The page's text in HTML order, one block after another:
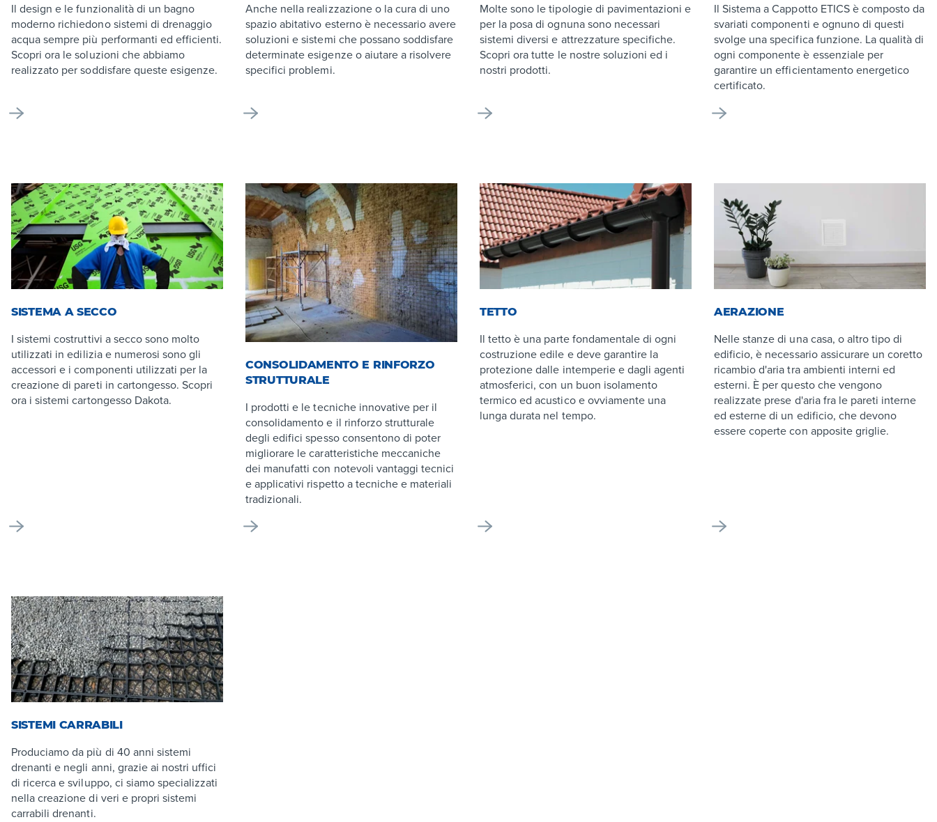
Il design e le funzionalità di un bagno
moderno richiedono sistemi di drenaggio
acqua sempre più performanti ed efficienti.
Scopri ora le soluzioni che abbiamo
realizzato per soddisfare queste esigenze.
Anche nella realizzazione o la cura di uno
spazio abitativo esterno è necessario avere
soluzioni e sistemi che possano soddisfare
determinate esigenze o aiutare a risolvere
specifici problemi.
Molte sono le tipologie di pavimentazioni e
per la posa di ognuna sono necessari
sistemi diversi e attrezzature specifiche.
Scopri ora tutte le nostre soluzioni ed i
nostri prodotti.
Il Sistema a Cappotto ETICS è composto da
svariati componenti e ognuno di questi
svolge una specifica funzione. La qualità di
ogni componente è essenziale per
garantire un efficientamento energetico
certificato.
SISTEMA A SECCO
I sistemi costruttivi a secco sono molto
utilizzati in edilizia e numerosi sono gli
accessori e i componenti utilizzati per la
creazione di pareti in cartongesso. Scopri
ora i sistemi cartongesso Dakota.
CONSOLIDAMENTO E RINFORZO
STRUTTURALE
I prodotti e le tecniche innovative per il
consolidamento e il rinforzo strutturale
degli edifici spesso consentono di poter
migliorare le caratteristiche meccaniche
dei manufatti con notevoli vantaggi tecnici
e applicativi rispetto a tecniche e materiali
tradizionali.
TETTO
Il tetto è una parte fondamentale di ogni
costruzione edile e deve garantire la
protezione dalle intemperie e dagli agenti
atmosferici, con un buon isolamento
termico ed acustico e ovviamente una
lunga durata nel tempo.
AERAZIONE
Nelle stanze di una casa, o altro tipo di
edificio, è necessario assicurare un coretto
ricambio d'aria tra ambienti interni ed
esterni. È per questo che vengono
realizzate prese d'aria fra le pareti interne
ed esterne di un edificio, che devono
essere coperte con apposite griglie.
SISTEMI CARRABILI
Produciamo da più di 40 anni sistemi
drenanti e negli anni, grazie ai nostri uffici
di ricerca e sviluppo, ci siamo specializzati
nella creazione di veri e propri sistemi
carrabili drenanti.